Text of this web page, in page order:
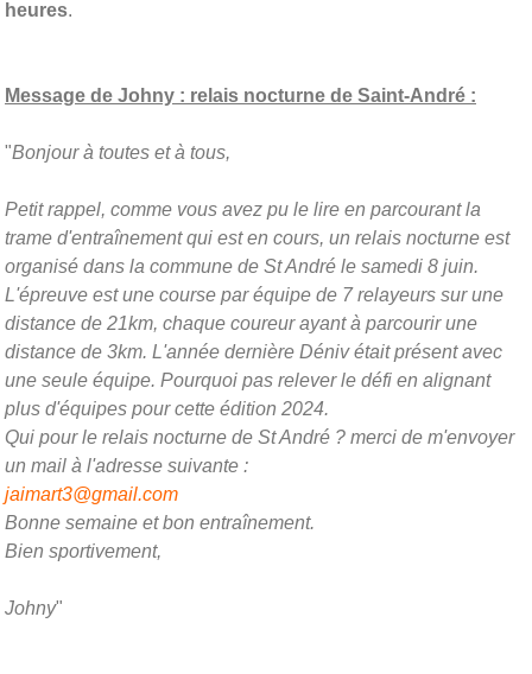
heures.
Message de Johny : relais nocturne de Saint-André :
"Bonjour à toutes et à tous,
Petit rappel, comme vous avez pu le lire en parcourant la
trame d'entraînement qui est en cours, un relais nocturne est
organisé dans la commune de St André le samedi 8 juin.
L'épreuve est une course par équipe de 7 relayeurs sur une
distance de 21km, chaque coureur ayant à parcourir une
distance de 3km. L'année dernière Déniv était présent avec
une seule équipe. Pourquoi pas relever le défi en alignant
plus d'équipes pour cette édition 2024.
Qui pour le relais nocturne de St André ? merci de m'envoyer
un mail à l'adresse suivante :
jaimart3@gmail.com
Bonne semaine et bon entraînement.
Bien sportivement,
Johny"